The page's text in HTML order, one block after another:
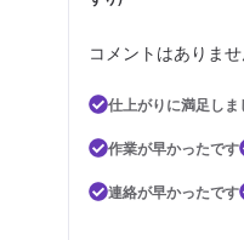
コメントはありま
仕上がりに満足しま
作業が早かったです
連絡が早かったです